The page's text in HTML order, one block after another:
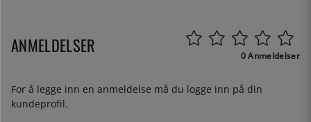
ANMELDELSER 0 Anmeldelser
For å legge inn en anmeldelse må du logge inn på din
kundeprofil.